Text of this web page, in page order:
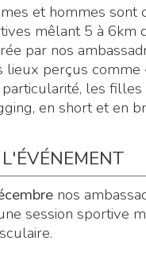
et hommes sont
mêlant 5 à
par nos
lieux perçus
les
en short et en
nos
session sportive